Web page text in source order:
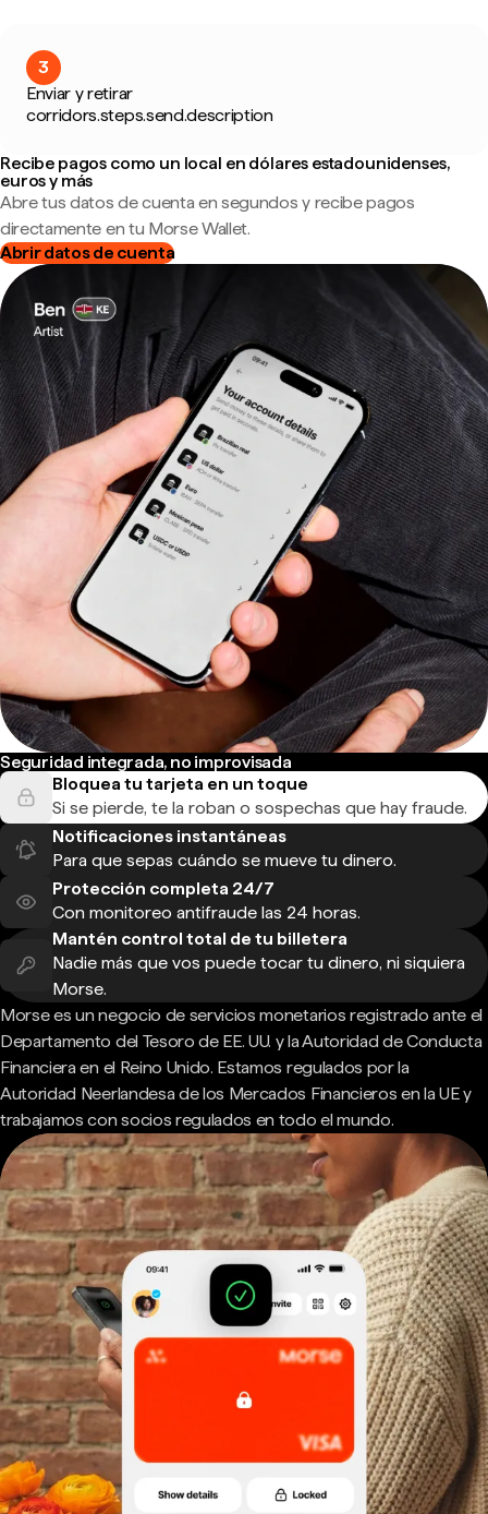
3
Enviar y retirar
corridors.steps.send.description
Recibe pagos como un local en dólares estadounidenses,
euros y más
Abre tus datos de cuenta en segundos y recibe pagos
directamente en tu Morse Wallet.
Abrir datos de cuenta
Seguridad integrada, no improvisada
Bloquea tu tarjeta en un toque
Si se pierde, te la roban o sospechas que hay fraude.
Notificaciones instantáneas
Para que sepas cuándo se mueve tu dinero.
Protección completa 24/7
Con monitoreo antifraude las 24 horas.
Mantén control total de tu billetera
Nadie más que vos puede tocar tu dinero, ni siquiera
Morse.
Morse es un negocio de servicios monetarios registrado ante el
Departamento del Tesoro de EE. UU. y la Autoridad de Conducta
Financiera en el Reino Unido. Estamos regulados por la
Autoridad Neerlandesa de los Mercados Financieros en la UE y
trabajamos con socios regulados en todo el mundo.